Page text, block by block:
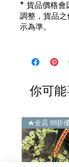
冇加色！冇化妝
i) 所有已鑲玉
送 [香港翡翠鑑
i) 成色足。冇
3) 顧客所花費
i) 無佣金！無
正行內批發價。
謝絕紙上談兵。
* 貨品價格會
調整，貨品
示為準。
你可
🔥全店 88折